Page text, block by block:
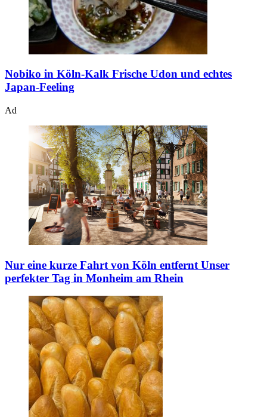
Nobiko in Köln-Kalk Frische Udon und echtes
Japan-Feeling
Ad
Nur eine kurze Fahrt von Köln entfernt Unser
perfekter Tag in Monheim am Rhein